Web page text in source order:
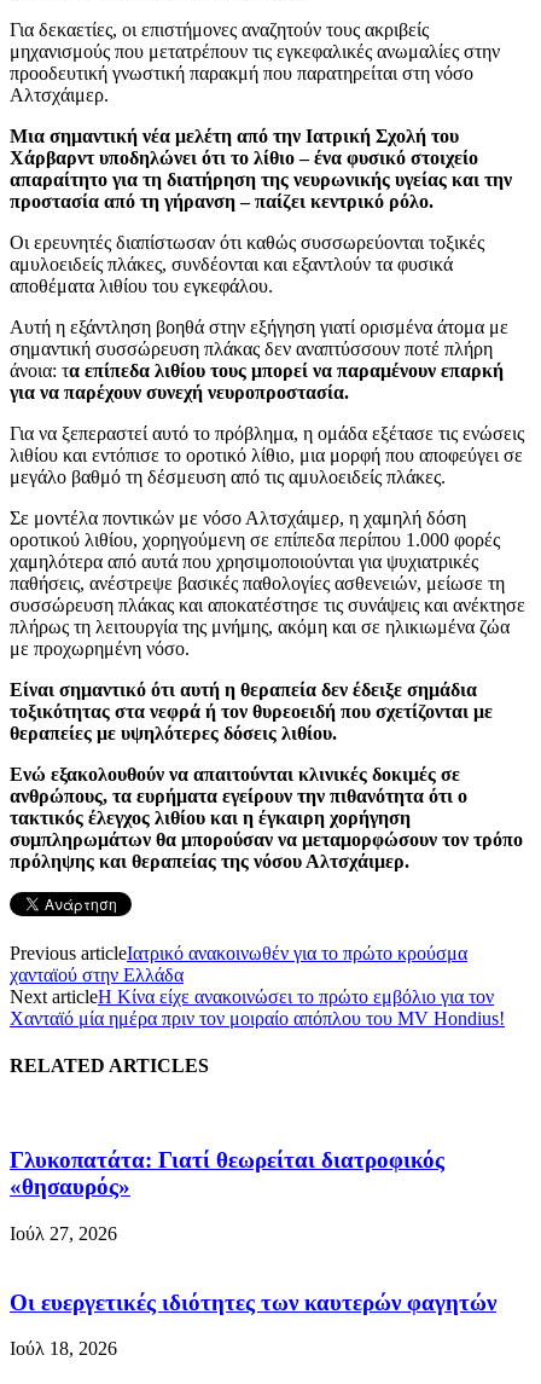
Για δεκαετίες, οι επιστήμονες αναζητούν τους ακριβείς
μηχανισμούς που μετατρέπουν τις εγκεφαλικές ανωμαλίες στην
προοδευτική γνωστική παρακμή που παρατηρείται στη νόσο
Αλτσχάιμερ.
Μια σημαντική νέα μελέτη από την Ιατρική Σχολή του
Χάρβαρντ υποδηλώνει ότι το λίθιο – ένα φυσικό στοιχείο
απαραίτητο για τη διατήρηση της νευρωνικής υγείας και την
προστασία από τη γήρανση – παίζει κεντρικό ρόλο.
Οι ερευνητές διαπίστωσαν ότι καθώς συσσωρεύονται τοξικές
αμυλοειδείς πλάκες, συνδέονται και εξαντλούν τα φυσικά
αποθέματα λιθίου του εγκεφάλου.
Αυτή η εξάντληση βοηθά στην εξήγηση γιατί ορισμένα άτομα με
σημαντική συσσώρευση πλάκας δεν αναπτύσσουν ποτέ πλήρη
άνοια: τα επίπεδα λιθίου τους μπορεί να παραμένουν επαρκή
για να παρέχουν συνεχή νευροπροστασία.
Για να ξεπεραστεί αυτό το πρόβλημα, η ομάδα εξέτασε τις ενώσεις
λιθίου και εντόπισε το οροτικό λίθιο, μια μορφή που αποφεύγει σε
μεγάλο βαθμό τη δέσμευση από τις αμυλοειδείς πλάκες.
Σε μοντέλα ποντικών με νόσο Αλτσχάιμερ, η χαμηλή δόση
οροτικού λιθίου, χορηγούμενη σε επίπεδα περίπου 1.000 φορές
χαμηλότερα από αυτά που χρησιμοποιούνται για ψυχιατρικές
παθήσεις, ανέστρεψε βασικές παθολογίες ασθενειών, μείωσε τη
συσσώρευση πλάκας και αποκατέστησε τις συνάψεις και ανέκτησε
πλήρως τη λειτουργία της μνήμης, ακόμη και σε ηλικιωμένα ζώα
με προχωρημένη νόσο.
Είναι σημαντικό ότι αυτή η θεραπεία δεν έδειξε σημάδια
τοξικότητας στα νεφρά ή τον θυρεοειδή που σχετίζονται με
θεραπείες με υψηλότερες δόσεις λιθίου.
Ενώ εξακολουθούν να απαιτούνται κλινικές δοκιμές σε
ανθρώπους, τα ευρήματα εγείρουν την πιθανότητα ότι ο
τακτικός έλεγχος λιθίου και η έγκαιρη χορήγηση
συμπληρωμάτων θα μπορούσαν να μεταμορφώσουν τον τρόπο
πρόληψης και θεραπείας της νόσου Αλτσχάιμερ.
Previous articleΙατρικό ανακοινωθέν για το πρώτο κρούσμα
χανταϊού στην Ελλάδα
Next articleΗ Κίνα είχε ανακοινώσει το πρώτο εμβόλιο για τον
Χανταϊό μία ημέρα πριν τον μοιραίο απόπλου του MV Hondius!
RELATED ARTICLES
Γλυκοπατάτα: Γιατί θεωρείται διατροφικός
«θησαυρός»
Ιούλ 27, 2026
Οι ευεργετικές ιδιότητες των καυτερών φαγητών
Ιούλ 18, 2026